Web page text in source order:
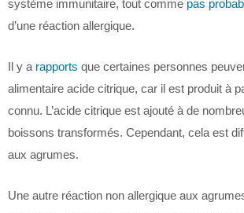
système immunitaire, tout comme pas
d’une réaction allergique.
Il y a rapports que certaines personnes
alimentaire acide citrique, car il est produit à
connu. L’acide citrique est ajouté à de
boissons transformés. Cependant, cela est
aux agrumes.
Une autre réaction non allergique aux